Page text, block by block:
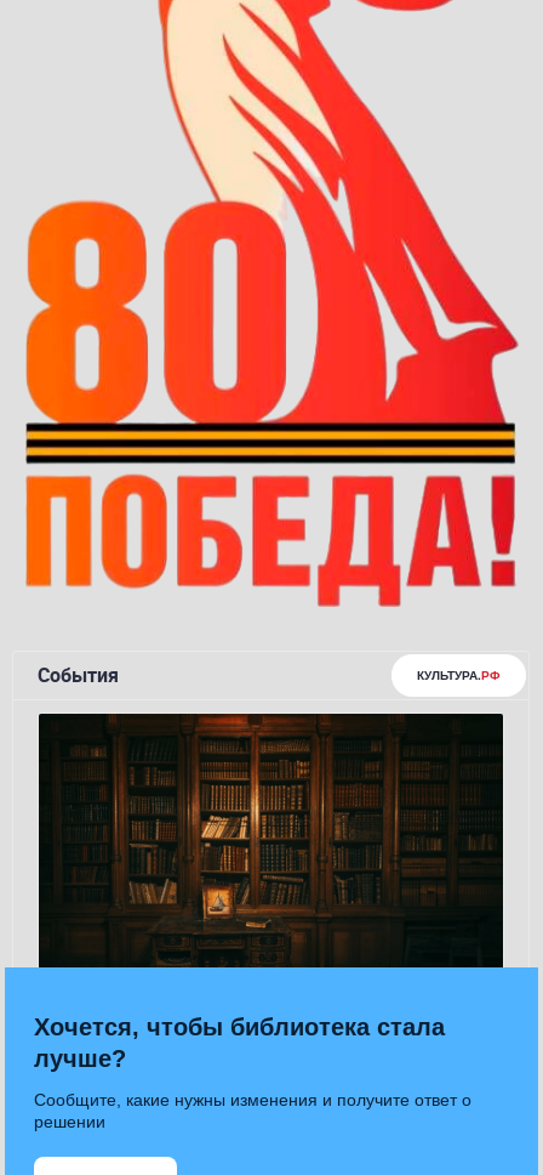
Хочется, чтобы библиотека стала
лучше?
Сообщите, какие нужны изменения и получите ответ о
решении